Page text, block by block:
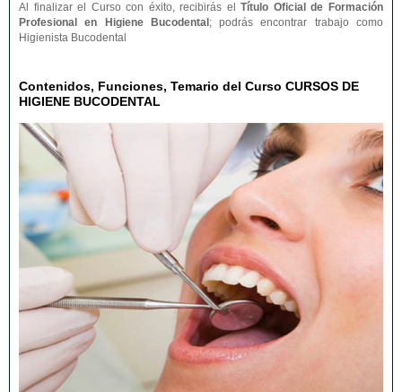
Al finalizar el Curso con éxito, recibirás elTítulo Oficial de Formación
Profesional en Higiene Bucodental ; podrás encontrar trabajo como
Higienista Bucodental
Contenidos, Funciones, Temario del Curso CURSOS DE
HIGIENE BUCODENTAL